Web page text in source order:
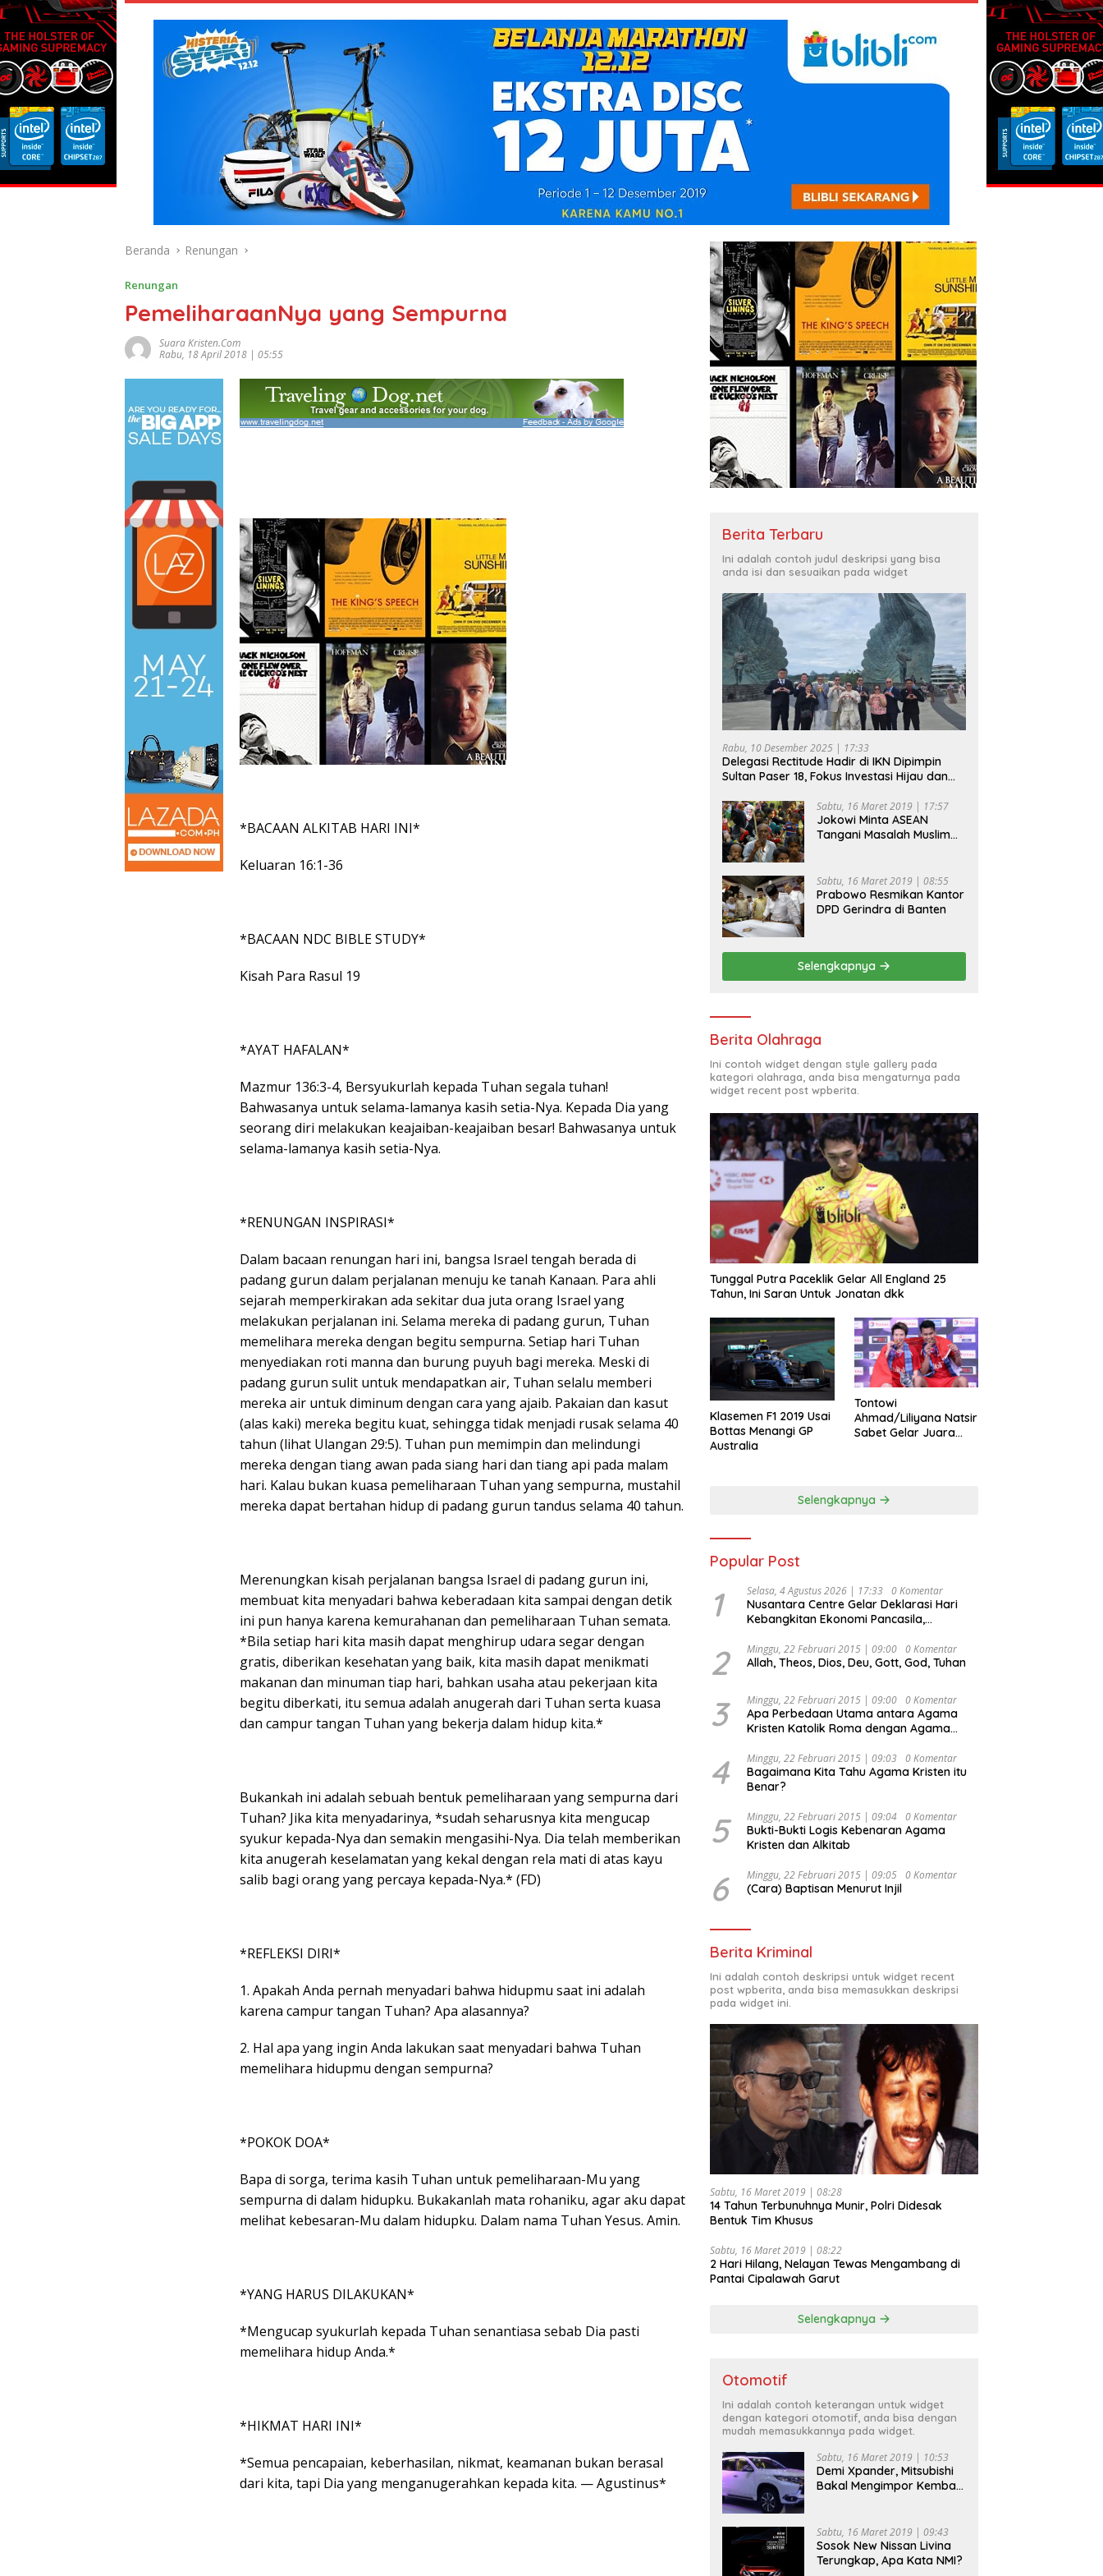
Beranda Renungan
Renungan
PemeliharaanNya yang Sempurna
Suara Kristen.com
Rabu, 18 April 2018 | 05:55
*BACAAN ALKITAB HARI INI*
Keluaran 16:1-36
*BACAAN NDC BIBLE STUDY*
Kisah Para Rasul 19
*AYAT HAFALAN*
Mazmur 136:3-4, Bersyukurlah kepada Tuhan segala tuhan!
Bahwasanya untuk selama-lamanya kasih setia-Nya. Kepada Dia yang
seorang diri melakukan keajaiban-keajaiban besar! Bahwasanya untuk
selama-lamanya kasih setia-Nya.
*RENUNGAN INSPIRASI*
Dalam bacaan renungan hari ini, bangsa Israel tengah berada di
padang gurun dalam perjalanan menuju ke tanah Kanaan. Para ahli
sejarah memperkirakan ada sekitar dua juta orang Israel yang
melakukan perjalanan ini. Selama mereka di padang gurun, Tuhan
memelihara mereka dengan begitu sempurna. Setiap hari Tuhan
menyediakan roti manna dan burung puyuh bagi mereka. Meski di
padang gurun sulit untuk mendapatkan air, Tuhan selalu memberi
mereka air untuk diminum dengan cara yang ajaib. Pakaian dan kasut
(alas kaki) mereka begitu kuat, sehingga tidak menjadi rusak selama 40
tahun (lihat Ulangan 29:5). Tuhan pun memimpin dan melindungi
mereka dengan tiang awan pada siang hari dan tiang api pada malam
hari. Kalau bukan kuasa pemeliharaan Tuhan yang sempurna, mustahil
mereka dapat bertahan hidup di padang gurun tandus selama 40 tahun.
Merenungkan kisah perjalanan bangsa Israel di padang gurun ini,
membuat kita menyadari bahwa keberadaan kita sampai dengan detik
ini pun hanya karena kemurahanan dan pemeliharaan Tuhan semata.
*Bila setiap hari kita masih dapat menghirup udara segar dengan
gratis, diberikan kesehatan yang baik, kita masih dapat menikmati
makanan dan minuman tiap hari, bahkan usaha atau pekerjaan kita
begitu diberkati, itu semua adalah anugerah dari Tuhan serta kuasa
dan campur tangan Tuhan yang bekerja dalam hidup kita.*
Bukankah ini adalah sebuah bentuk pemeliharaan yang sempurna dari
Tuhan? Jika kita menyadarinya, *sudah seharusnya kita mengucap
syukur kepada-Nya dan semakin mengasihi-Nya. Dia telah memberikan
kita anugerah keselamatan yang kekal dengan rela mati di atas kayu
salib bagi orang yang percaya kepada-Nya.* (FD)
*REFLEKSI DIRI*
1. Apakah Anda pernah menyadari bahwa hidupmu saat ini adalah
karena campur tangan Tuhan? Apa alasannya?
2. Hal apa yang ingin Anda lakukan saat menyadari bahwa Tuhan
memelihara hidupmu dengan sempurna?
*POKOK DOA*
Bapa di sorga, terima kasih Tuhan untuk pemeliharaan-Mu yang
sempurna di dalam hidupku. Bukakanlah mata rohaniku, agar aku dapat
melihat kebesaran-Mu dalam hidupku. Dalam nama Tuhan Yesus. Amin.
*YANG HARUS DILAKUKAN*
*Mengucap syukurlah kepada Tuhan senantiasa sebab Dia pasti
memelihara hidup Anda.*
*HIKMAT HARI INI*
*Semua pencapaian, keberhasilan, nikmat, keamanan bukan berasal
dari kita, tapi Dia yang menganugerahkan kepada kita. — Agustinus*
Berita Terbaru
Ini adalah contoh judul deskripsi yang bisa
anda isi dan sesuaikan pada widget
Rabu, 10 Desember 2025 | 17:33
Delegasi Rectitude Hadir di IKN Dipimpin
Sultan Paser 18, Fokus Investasi Hijau dan
Sabtu, 16 Maret 2019 | 17:57
Jokowi Minta ASEAN
Tangani Masalah Muslim
Sabtu, 16 Maret 2019 | 08:55
Prabowo Resmikan Kantor
DPD Gerindra di Banten
Selengkapnya
Berita Olahraga
Ini contoh widget dengan style gallery pada
kategori olahraga, anda bisa mengaturnya pada
widget recent post wpberita.
Tunggal Putra Paceklik Gelar All England 25
Tahun, Ini Saran Untuk Jonatan dkk
Klasemen F1 2019 Usai
Bottas Menangi GP
Australia
Tontowi
Ahmad/Liliyana Natsir
Sabet Gelar Juara
Selengkapnya
Popular Post
1 Selasa, 4 Agustus 2026 | 17:33 0 Komentar
Nusantara Centre Gelar Deklarasi Hari
Kebangkitan Ekonomi Pancasila,
Djojohadikusumo Anti Penjajahan
(Pergolakan Ekonomi Politik Indonesia) &
Undang Perekonomian Nasional dan
Kesejahteraan Sosial dalam Menata
Bangsa Menuju Indonesia Emas 2045”,
2 Minggu, 22 Februari 2015 | 09:00 0 Komentar
Allah, Theos, Dios, Deu, Gott, God, Tuhan
3 Minggu, 22 Februari 2015 | 09:00 0 Komentar
Apa Perbedaan Utama antara Agama
Kristen Katolik Roma dengan Agama
4 Minggu, 22 Februari 2015 | 09:03 0 Komentar
Bagaimana Kita Tahu Agama Kristen itu
Benar?
5 Minggu, 22 Februari 2015 | 09:04 0 Komentar
Bukti-Bukti Logis Kebenaran Agama
Kristen dan Alkitab
6 Minggu, 22 Februari 2015 | 09:05 0 Komentar
(Cara) Baptisan Menurut Injil
Berita Kriminal
Ini adalah contoh deskripsi untuk widget recent
post wpberita, anda bisa memasukkan deskripsi
pada widget ini.
Sabtu, 16 Maret 2019 | 08:28
14 Tahun Terbunuhnya Munir, Polri Didesak
Bentuk Tim Khusus
Sabtu, 16 Maret 2019 | 08:22
2 Hari Hilang, Nelayan Tewas Mengambang di
Pantai Cipalawah Garut
Selengkapnya
Otomotif
Ini adalah contoh keterangan untuk widget
dengan kategori otomotif, anda bisa dengan
mudah memasukkannya pada widget.
Sabtu, 16 Maret 2019 | 10:53
Demi Xpander, Mitsubishi
Bakal Mengimpor Kembali
Sabtu, 16 Maret 2019 | 09:43
Sosok New Nissan Livina
Terungkap, Apa Kata NMI?